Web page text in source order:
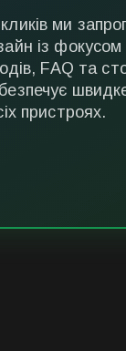
ми
із фокусом
FAQ та
пристроях.